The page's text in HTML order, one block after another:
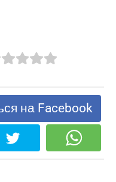
на Facebook